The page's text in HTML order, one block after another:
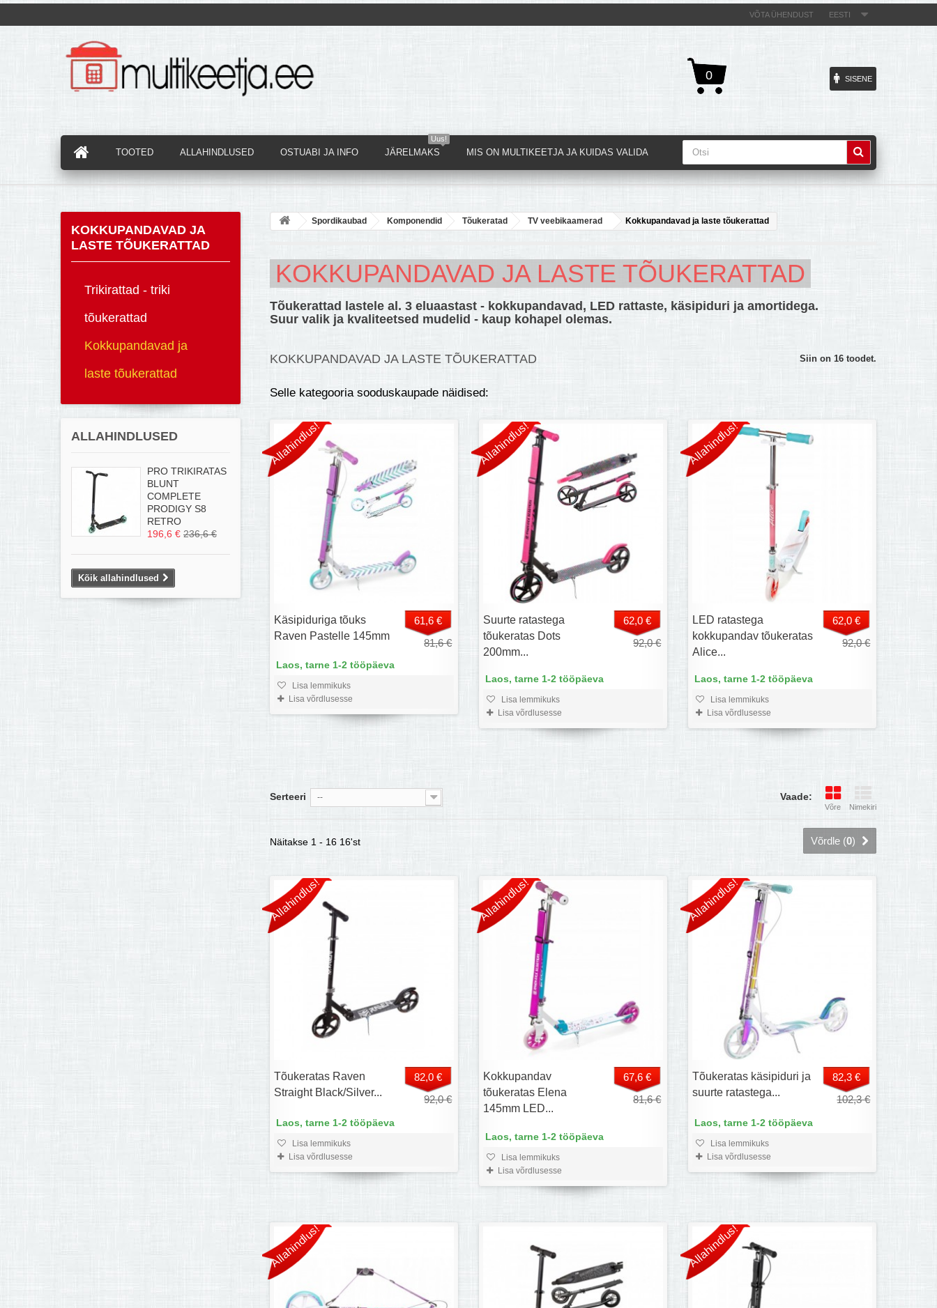
EESTI
VÕTA ÜHENDUST
0 SISENE
TOOTED ALLAHINDLUSED OSTUABI JA INFO
Uus!
JÄRELMAKS MIS ON MULTIKEETJA JA KUIDAS VALIDA
KOKKUPANDAVAD JA
LASTE TÕUKERATTAD
Trikirattad - triki
tõukerattad
Kokkupandavad ja
laste tõukerattad
ALLAHINDLUSED
PRO TRIKIRATAS
BLUNT
COMPLETE
PRODIGY S8
RETRO
196,6 € 236,6 €
Kõik allahindlused
Spordikaubad Komponendid Tõukeratad TV veebikaamerad Kokkupandavad ja laste tõukerattad
KOKKUPANDAVAD JA LASTE TÕUKERATTAD
Tõukerattad lastele al. 3 eluaastast - kokkupandavad, LED rattaste, käsipiduri ja amortidega.
Suur valik ja kvaliteetsed mudelid - kaup kohapel olemas.
KOKKUPANDAVAD JA LASTE TÕUKERATTAD Siin on 16 toodet.
Selle kategooria sooduskaupade näidised:
Allahindlus!
Käsipiduriga tõuks
Raven Pastelle 145mm
61,6 €
81,6 €
Laos, tarne 1-2 tööpäeva
Lisa lemmikuks
Lisa võrdlusesse
Allahindlus!
Suurte ratastega
tõukeratas Dots
200mm...
62,0 €
92,0 €
Laos, tarne 1-2 tööpäeva
Lisa lemmikuks
Lisa võrdlusesse
Allahindlus!
LED ratastega
kokkupandav tõukeratas
Alice...
62,0 €
92,0 €
Laos, tarne 1-2 tööpäeva
Lisa lemmikuks
Lisa võrdlusesse
Vaade:
Võre Nimekiri
Serteeri --
Võrdle (0)
Näitakse 1 - 16 16'st
Allahindlus!
Tõukeratas Raven
Straight Black/Silver...
82,0 €
92,0 €
Laos, tarne 1-2 tööpäeva
Lisa lemmikuks
Lisa võrdlusesse
Allahindlus!
Kokkupandav
tõukeratas Elena
145mm LED...
67,6 €
81,6 €
Laos, tarne 1-2 tööpäeva
Lisa lemmikuks
Lisa võrdlusesse
Allahindlus!
Tõukeratas käsipiduri ja
suurte ratastega...
82,3 €
102,3 €
Laos, tarne 1-2 tööpäeva
Lisa lemmikuks
Lisa võrdlusesse
Allahindlus! Allahindlus!